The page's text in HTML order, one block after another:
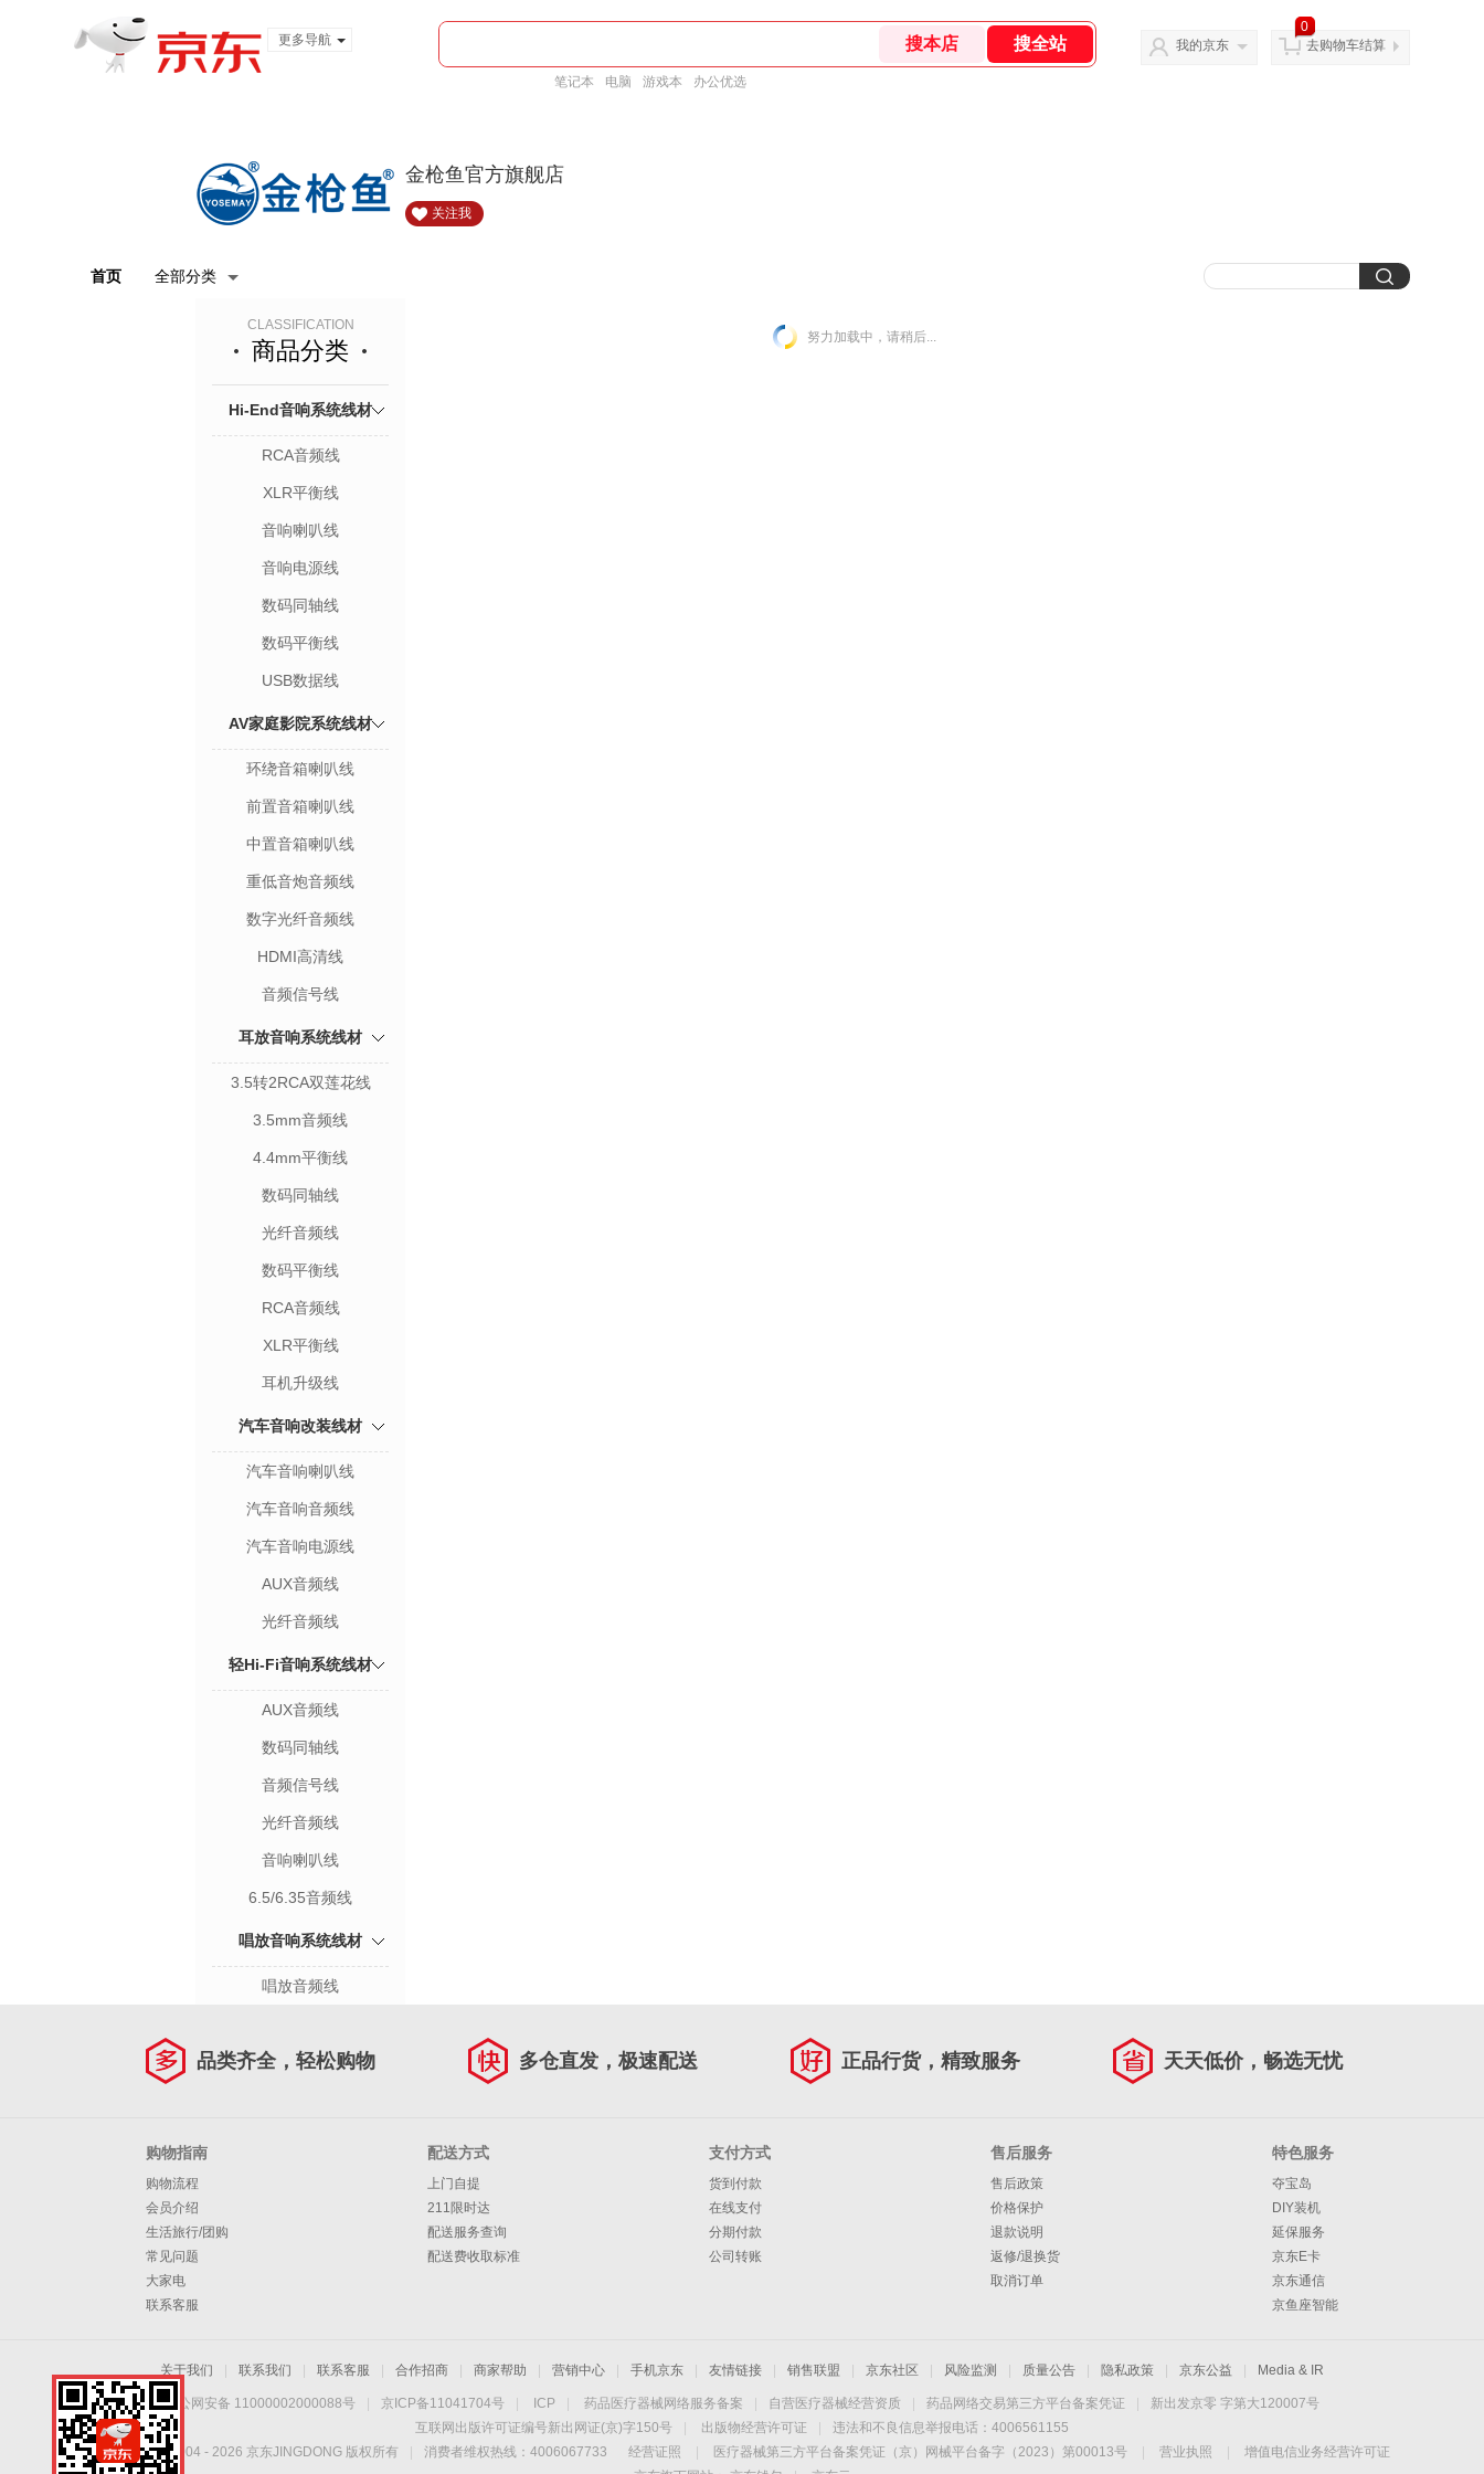
更多导航
笔记本 电脑 游戏本 办公优选
我的京东
0
去购物车结算
金枪鱼官方旗舰店
关注我
首页 全部分类
CLASSIFICATION
商品分类
Hi-End音响系统线材
RCA音频线
XLR平衡线
音响喇叭线
音响电源线
数码同轴线
数码平衡线
USB数据线
AV家庭影院系统线材
环绕音箱喇叭线
前置音箱喇叭线
中置音箱喇叭线
重低音炮音频线
数字光纤音频线
HDMI高清线
音频信号线
耳放音响系统线材
3.5转2RCA双莲花线
3.5mm音频线
4.4mm平衡线
数码同轴线
光纤音频线
数码平衡线
RCA音频线
XLR平衡线
耳机升级线
汽车音响改装线材
汽车音响喇叭线
汽车音响音频线
汽车音响电源线
AUX音频线
光纤音频线
轻Hi-Fi音响系统线材
AUX音频线
数码同轴线
音频信号线
光纤音频线
音响喇叭线
6.5/6.35音频线
唱放音响系统线材
唱放音频线
努力加载中，请稍后...
品类齐全，轻松购物 多仓直发，极速配送 正品行货，精致服务 天天低价，畅选无忧
购物指南
购物流程
会员介绍
生活旅行/团购
常见问题
大家电
联系客服
配送方式
上门自提
211限时达
配送服务查询
配送费收取标准
支付方式
货到付款
在线支付
分期付款
公司转账
售后服务
售后政策
价格保护
退款说明
返修/退换货
取消订单
特色服务
夺宝岛
DIY装机
延保服务
京东E卡
京东通信
京鱼座智能
关于我们 联系我们 联系客服 合作招商 商家帮助 营销中心 手机京东 友情链接 销售联盟 京东社区 风险监测 质量公告 隐私政策 京东公益 Media & IR
京公网安备 11000002000088号 京ICP备11041704号 ICP 药品医疗器械网络服务备案 自营医疗器械经营资质 药品网络交易第三方平台备案凭证
新出发京零 字第大120007号
互联网出版许可证编号新出网证(京)字150号
出版物经营许可证
违法和不良信息举报电话：4006561155
Copyright © 2004 - 2026 京东JINGDONG 版权所有 消费者维权热线：4006067733 经营证照 医疗器械第三方平台备案凭证（京）网械平台备字（2023）第00013号 营业执照
增值电信业务经营许可证